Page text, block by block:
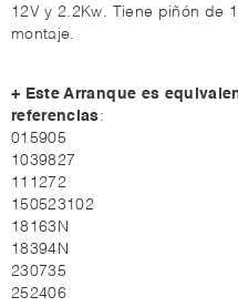
12V y 2.2Kw. Tiene piñón de
montaje.
+ Este Arranque es
referencias:
015905
1039827
111272
150523102
18163N
18394N
230735
252406